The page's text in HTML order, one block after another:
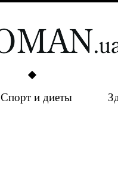
Спорт и диеты